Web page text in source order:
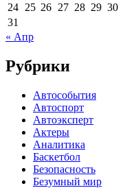
24 25 26 27 28 29 30
31
« Апр
Рубрики
Автособытия
Автоспорт
Автоэксперт
Актеры
Аналитика
Баскетбол
Безопасность
Безумный мир